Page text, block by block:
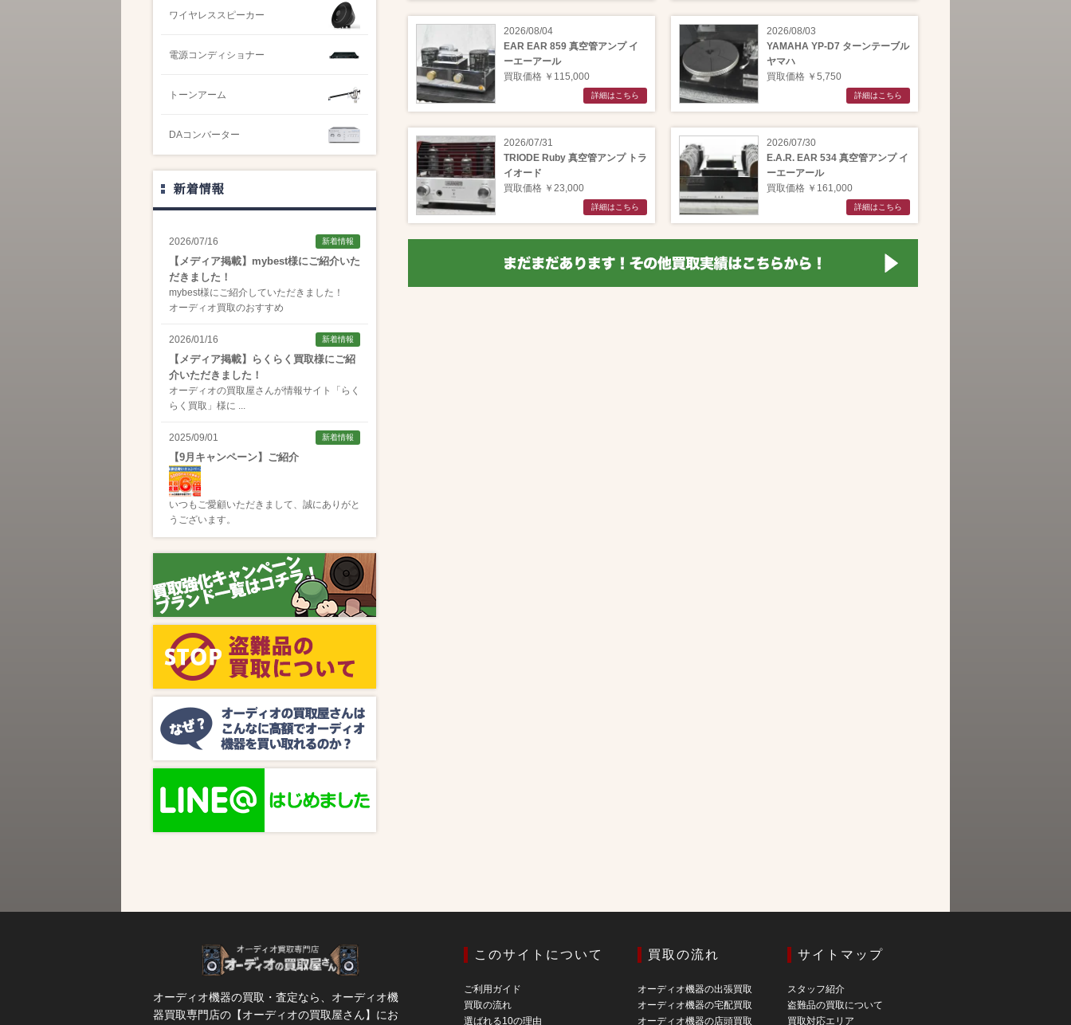
2026/08/04
EAR EAR 859 真空管アンプ イ
ーエーアール
買取価格 ￥115,000
詳細はこちら
2026/08/03
YAMAHA YP-D7 ターンテーブル
ヤマハ
買取価格 ￥5,750
詳細はこちら
2026/07/31
TRIODE Ruby 真空管アンプ トラ
イオード
買取価格 ￥23,000
詳細はこちら
2026/07/30
E.A.R. EAR 534 真空管アンプ イ
ーエーアール
買取価格 ￥161,000
詳細はこちら
ワイヤレススピーカー
電源コンディショナー
トーンアーム
DAコンバーター
新着情報
2026/07/16 新着情報
【メディア掲載】mybest様にご紹介いた
だきました！
mybest様にご紹介していただきました！
オーディオ買取のおすすめ
2026/01/16 新着情報
【メディア掲載】らくらく買取様にご紹
介いただきました！
オーディオの買取屋さんが情報サイト「 らく
らく買取 」様に ...
2025/09/01 新着情報
【9月キャンペーン】ご紹介
いつもご愛顧いただきまして、誠にありがと
うございます。
2025/08/01新着情報
【8月キャンペーン】ご紹介
いつもご愛顧いただきまして、誠にありがと
うございます。
2024/10/04新着情報
【ラジオ番組放送のお知らせ】
この度、全国コミュニティFM番組配信サー
ビス『MUSIC BIRD』様より、ラジオ番組
『オーディオの買取屋さん presents ジャズ
SPタイム』が放送されます。 かつての人気
番組が ...
オーディオ機器の買取・査定なら、オーディオ機
器買取専門店の【オーディオの買取屋さん】にお
このサイトについて
ご利用ガイド
買取の流れ
選ばれる10の理由
買取の流れ
オーディオ機器の出張買取
オーディオ機器の宅配買取
オーディオ機器の店頭買取
サイトマップ
スタッフ紹介
盗難品の買取について
買取対応エリア